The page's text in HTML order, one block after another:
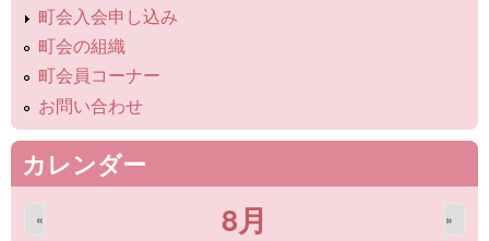
町会入会申し込み
町会の組織
町会員コーナー
お問い合わせ
カレンダー
8月
« »